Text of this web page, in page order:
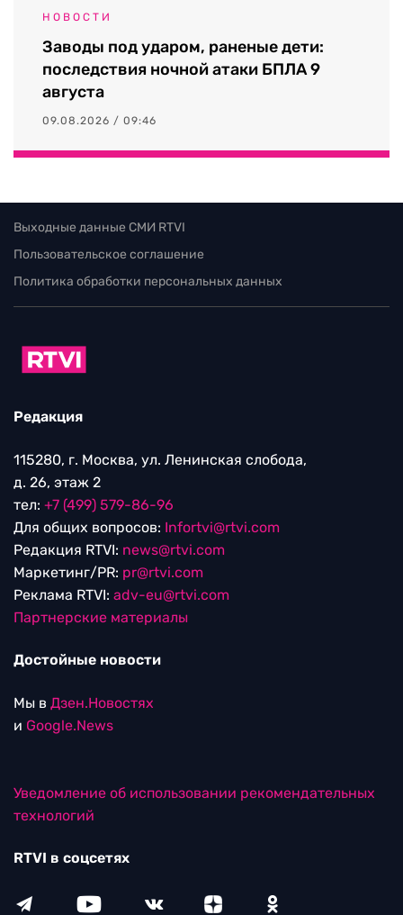
НОВОСТИ
Заводы под ударом, раненые дети:
последствия ночной атаки БПЛА 9
августа
09.08.2026 / 09:46
Выходные данные СМИ RTVI
Пользовательское соглашение
Политика обработки персональных данных
Редакция
115280, г. Москва, ул. Ленинская слобода,
д. 26, этаж 2
тел: +7 (499) 579-86-96
Для общих вопросов: Infortvi@rtvi.com
Редакция RTVI: news@rtvi.com
Маркетинг/PR: pr@rtvi.com
Реклама RTVI: adv-eu@rtvi.com
Партнерские материалы
Достойные новости
Мы в Дзен.Новостях
и Google.News
Уведомление об использовании рекомендательных
технологий
RTVI в соцсетях